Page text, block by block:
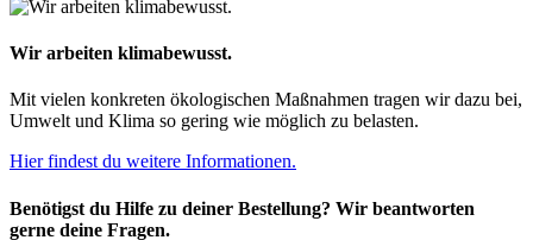
Wir arbeiten klimabewusst.
Mit vielen konkreten ökologischen Maßnahmen tragen wir dazu bei,
Umwelt und Klima so gering wie möglich zu belasten.
Hier findest du weitere Informationen.
Benötigst du Hilfe zu deiner Bestellung? Wir beantworten
gerne deine Fragen.